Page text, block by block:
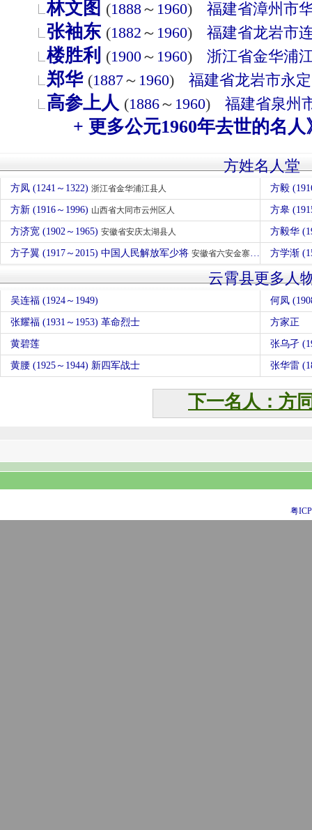
林文图 (1888～ 1960) 福建省漳州市
张袖东 (1882 ～ 1960) 福建省龙岩市
楼胜利 (1900～ 1960) 浙江省金华浦
郑华 (1887～ 1960) 福建省龙岩市永定
高参上人 (1886～ 1960) 福建省泉州
+ 更多公元1960年去世的名人
方姓名人堂
方凤 (1241～1322) 浙江省金华浦江县人 方毅
方新 (1916～1996) 山西省大同市云州区人 方皋
方济宽 (1902～1965) 安徽省安庆太湖县人 方毅华
方子翼 (1917～2015) 中国人民解放军少将 安徽省六安金寨县人 方学渐
云霄县更多人
吴连福 (1924～1949) 何凤
张耀福 (1931～1953) 革命烈士 方家正
黄碧莲 张乌孑
黄腰 (1925～1944) 新四军战士 张华雷
下一名人：方
粤